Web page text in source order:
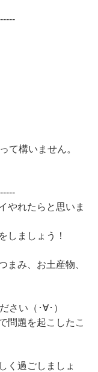
て構いません。
やれたらと思いま
しましょう！
まみ、お土産物、
さい（･∀･）
問題を起こしたこ
く過ごしましょ